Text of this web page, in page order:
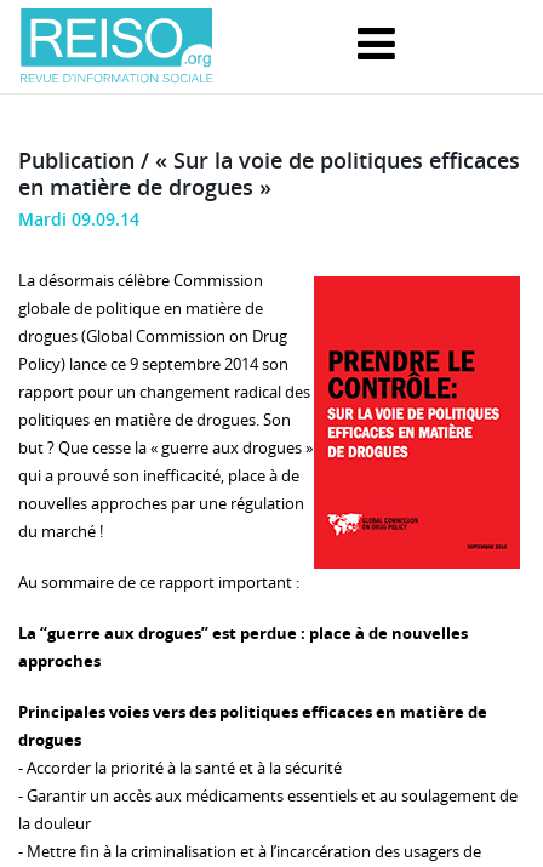
Publication / « Sur la voie de politiques efficaces
en matière de drogues »
Mardi 09.09.14
La désormais célèbre Commission
globale de politique en matière de
drogues (Global Commission on Drug
Policy) lance ce 9 septembre 2014 son
rapport pour un changement radical des
politiques en matière de drogues. Son
but ? Que cesse la « guerre aux drogues »
qui a prouvé son inefficacité, place à de
nouvelles approches par une régulation
du marché !
Au sommaire de ce rapport important :
La “guerre aux drogues” est perdue : place à de nouvelles
approches
Principales voies vers des politiques efficaces en matière de
drogues
- Accorder la priorité à la santé et à la sécurité
- Garantir un accès aux médicaments essentiels et au soulagement de
la douleur
- Mettre fin à la criminalisation et à l’incarcération des usagers de